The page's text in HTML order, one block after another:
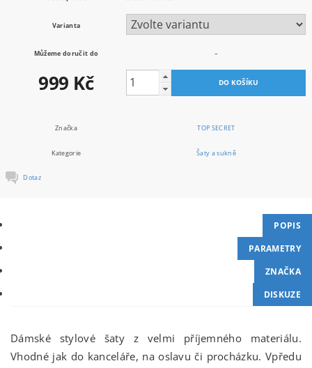
Varianta
Můžeme doručit do –
999 Kč
Značka TOP SECRET
Kategorie Šaty a sukně
Dotaz
POPIS
PARAMETRY
ZNAČKA
DISKUZE
Dámské stylové šaty z velmi příjemného materiálu.
Vhodné jak do kanceláře, na oslavu či procházku. Vpředu